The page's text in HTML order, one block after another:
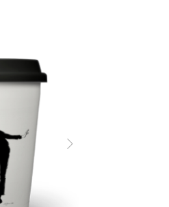
vor